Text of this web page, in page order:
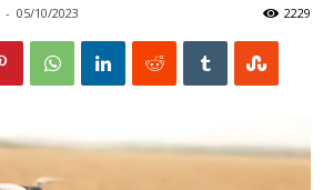
- 05/10/2023 2229